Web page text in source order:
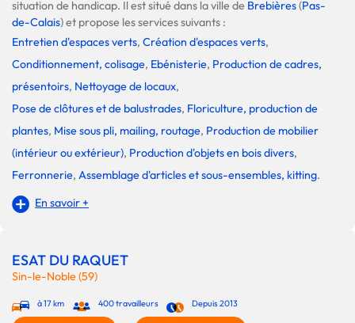
situation de handicap. Il est situé dans la ville de Brebières(Pas-
de-Calais) et propose les services suivants :
Entretien d'espaces verts, Création d'espaces verts,
Conditionnement, colisage, Ebénisterie, Production de cadres,
présentoirs, Nettoyage de locaux,
Pose de clôtures et de balustrades, Floriculture, production de
plantes, Mise sous pli, mailing, routage, Production de mobilier
(intérieur ou extérieur), Production d'objets en bois divers,
Ferronnerie, Assemblage d'articles et sous-ensembles, kitting.
En savoir +
ESAT DU RAQUET
Sin-le-Noble (59)
à 17 km 400 travailleurs Depuis 2013